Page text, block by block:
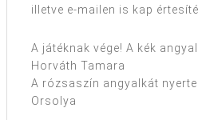
illetve e-mailen is kap
A játéknak vége! A kék
Horváth Tamara
A rózsaszín angyalkát
Orsolya